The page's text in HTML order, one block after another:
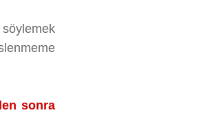
sonra